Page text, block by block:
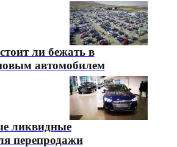
ли бежать в
автомобилем
ликвидные
перепродажи